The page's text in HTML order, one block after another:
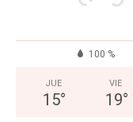
100 %
JUE
15°
VIE
19°